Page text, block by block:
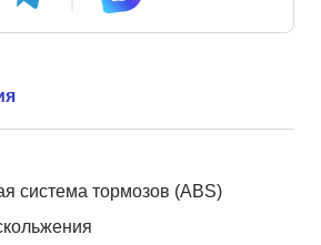
система тормозов (ABS)